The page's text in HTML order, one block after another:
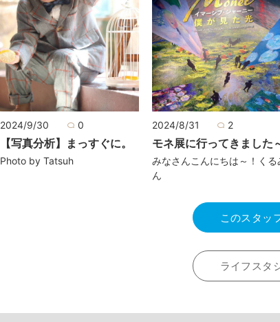
2024/9/30 0
【写真分析】まっすぐに。
Photo by Tatsuh
2024/8/31 2
モネ展に行ってきました
みなさんこんにちは～！くる
ん
このスタッ
ライフスタ